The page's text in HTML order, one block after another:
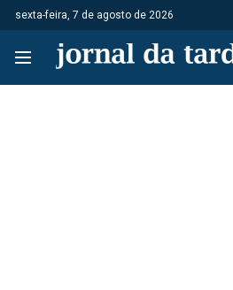
sexta-feira, 7 de agosto de 2026